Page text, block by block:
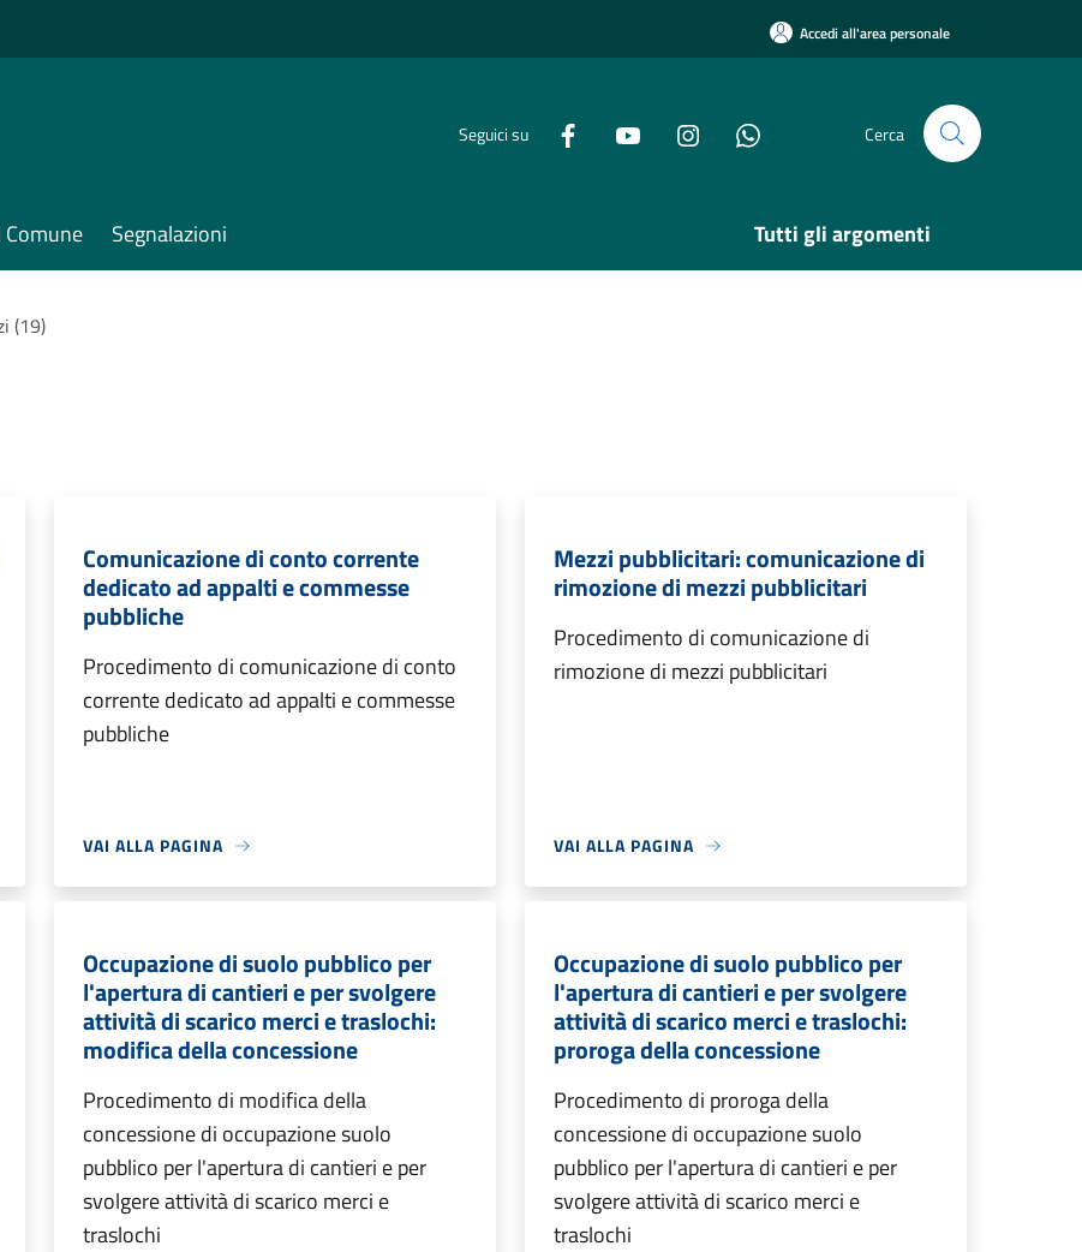
Accedi all'area personale
Seguici su Cerca
Segnalazioni Tutti gli argomenti
(19)
Comunicazione di conto corrente
dedicato ad appalti e commesse
pubbliche
Procedimento di comunicazione di conto
corrente dedicato ad appalti e commesse
pubbliche
VAI ALLA PAGINA
Mezzi pubblicitari: comunicazione di
rimozione di mezzi pubblicitari
Procedimento di comunicazione di
rimozione di mezzi pubblicitari
VAI ALLA PAGINA
Occupazione di suolo pubblico per
l'apertura di cantieri e per svolgere
attività di scarico merci e traslochi:
modifica della concessione
Procedimento di modifica della
concessione di occupazione suolo
pubblico per l'apertura di cantieri e per
svolgere attività di scarico merci e
traslochi
Occupazione di suolo pubblico per
l'apertura di cantieri e per svolgere
attività di scarico merci e traslochi:
proroga della concessione
Procedimento di proroga della
concessione di occupazione suolo
pubblico per l'apertura di cantieri e per
svolgere attività di scarico merci e
traslochi